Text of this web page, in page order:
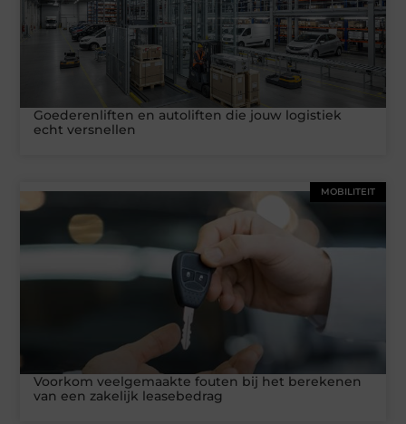
Goederenliften en autoliften die jouw logistiek
echt versnellen
MOBILITEIT
Voorkom veelgemaakte fouten bij het berekenen
van een zakelijk leasebedrag